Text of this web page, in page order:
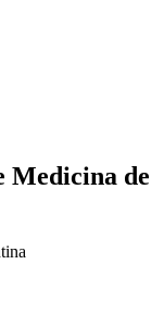
Medicina de